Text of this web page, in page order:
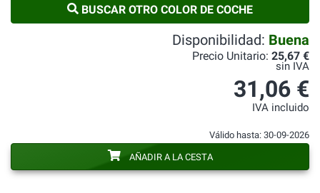
BUSCAR OTRO COLOR DE COCHE
Disponibilidad: Buena
Precio Unitario: 25,67 €
sin IVA
31,06 €
IVA incluido
Válido hasta: 30-09-2026
AÑADIR A LA CESTA